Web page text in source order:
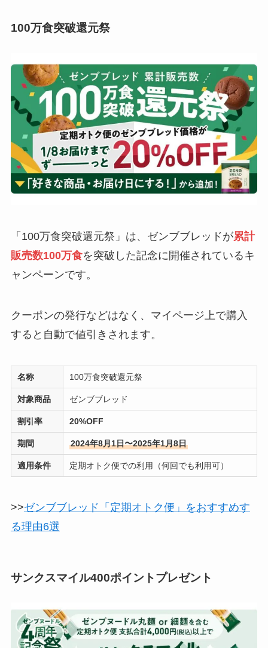
100万食突破還元祭
「100万食突破還元祭」は、ゼンブブレッドが累計
販売数100万食を突破した記念に開催されているキ
ャンペーンです。
クーポンの発行などはなく、マイページ上で購入
すると自動で値引きされます。
名称 100万食突破還元祭
対象商品 ゼンブブレッド
割引率 20%OFF
期間 2024年8月1日〜2025年1月8日
適用条件 定期オトク便での利用（何回でも利用可）
>>ゼンブブレッド「定期オトク便」をおすすめす
る理由6選
サンクスマイル400ポイントプレゼント